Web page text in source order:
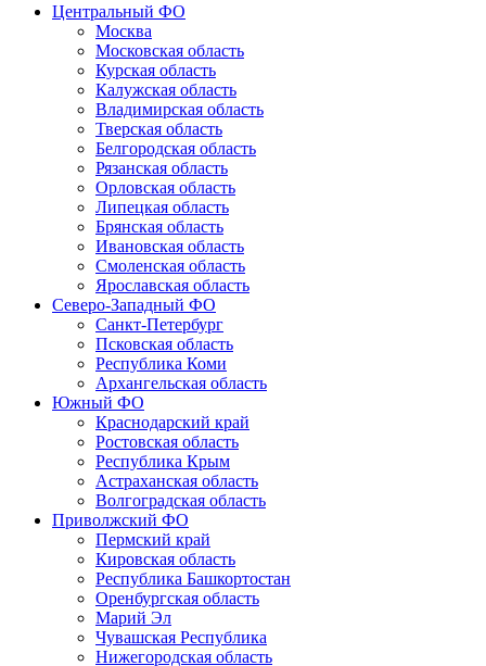
Центральный ФО
Москва
Московская область
Курская область
Калужская область
Владимирская область
Тверская область
Белгородская область
Рязанская область
Орловская область
Липецкая область
Брянская область
Ивановская область
Смоленская область
Ярославская область
Северо-Западный ФО
Санкт-Петербург
Псковская область
Республика Коми
Архангельская область
Южный ФО
Краснодарский край
Ростовская область
Республика Крым
Астраханская область
Волгоградская область
Приволжский ФО
Пермский край
Кировская область
Республика Башкортостан
Оренбургская область
Марий Эл
Чувашская Республика
Нижегородская область